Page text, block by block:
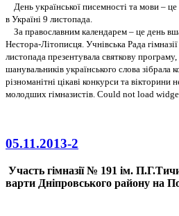
День української писемності та мови –
в Україні 9 листопада.
За православним календарем – це день
Нестора-Літописця. Учнівська Рада
листопада презентувала святкову
шанувальників українського слова зібрала
різноманітні цікаві конкурси та
молодших гімназистів. Could not load
05.11.2013-2
Участь гімназії № 191 ім.
варти Дніпровського району на